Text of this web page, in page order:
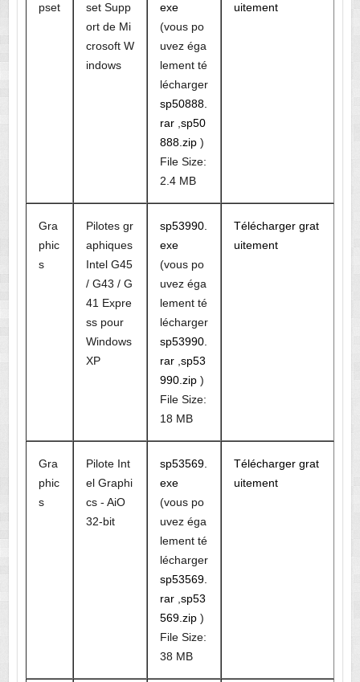
pset
set Supp
ort de Mi
crosoft W
indows
exe
(vous po
uvez éga
lement té
lécharger
sp50888.
rar, sp50
888.zip)
File Size:
2.4 MB
uitement
Gra
phic
s
Pilotes gr
aphiques
Intel G45
/ G43 / G
41 Expre
ss pour
Windows
XP
sp53990.
exe
(vous po
uvez éga
lement té
lécharger
sp53990.
rar, sp53
990.zip)
File Size:
18 MB
Télécharger grat
uitement
Gra
phic
s
Pilote Int
el Graphi
cs - AiO
32-bit
sp53569.
exe
(vous po
uvez éga
lement té
lécharger
sp53569.
rar, sp53
569.zip)
File Size:
38 MB
Télécharger grat
uitement